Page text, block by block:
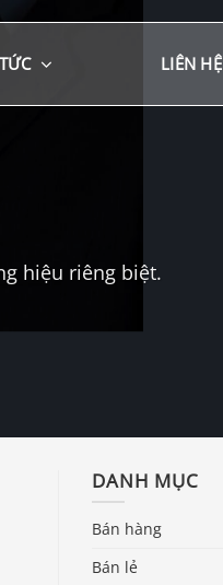
LIÊN HỆ
hiệu riêng biệt.
DANH MỤC
Bán hàng
Bán lẻ